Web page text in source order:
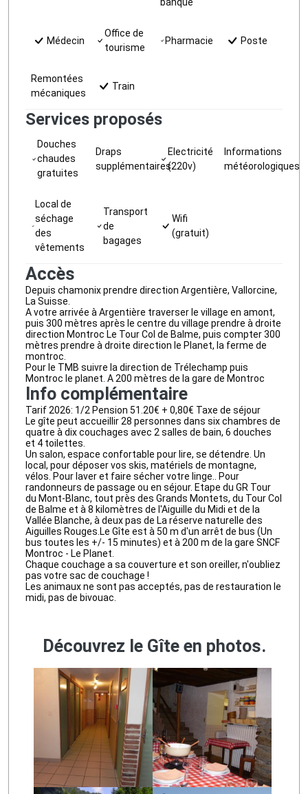
banque
Médecin
Office de
tourisme
Pharmacie Poste
Remontées
mécaniques
Train
Services proposés
Douches
chaudes
gratuites
Draps
supplémentaires
Electricité
(220v)
Informations
météorologiques
Local de
séchage
des
vêtements
Transport
de
bagages
Wifi
(gratuit)
Accès
Depuis chamonix prendre direction Argentière, Vallorcine,
La Suisse.
A votre arrivée à Argentière traverser le village en amont,
puis 300 mètres après le centre du village prendre à droite
direction Montroc Le Tour Col de Balme, puis compter 300
mètres prendre à droite direction le Planet, la ferme de
montroc.
Pour le TMB suivre la direction de Trélechamp puis
Montroc le planet. A 200 mètres de la gare de Montroc
Info complémentaire
Tarif 2026: 1/2 Pension 51.20€ + 0,80€ Taxe de séjour
Le gîte peut accueillir 28 personnes dans six chambres de
quatre à dix couchages avec 2 salles de bain, 6 douches
et 4 toilettes.
Un salon, espace confortable pour lire, se détendre. Un
local, pour déposer vos skis, matériels de montagne,
vélos. Pour laver et faire sécher votre linge.. Pour
randonneurs de passage ou en séjour. Etape du GR Tour
du Mont-Blanc, tout près des Grands Montets, du Tour Col
de Balme et à 8 kilomètres de l'Aiguille du Midi et de la
Vallée Blanche, à deux pas de La réserve naturelle des
Aiguilles Rouges.Le Gîte est à 50 m d'un arrêt de bus (Un
bus toutes les +/- 15 minutes) et à 200 m de la gare SNCF
Montroc - Le Planet.
Chaque couchage a sa couverture et son oreiller, n'oubliez
pas votre sac de couchage !
Les animaux ne sont pas acceptés, pas de restauration le
midi, pas de bivouac.
Découvrez le Gîte en photos.